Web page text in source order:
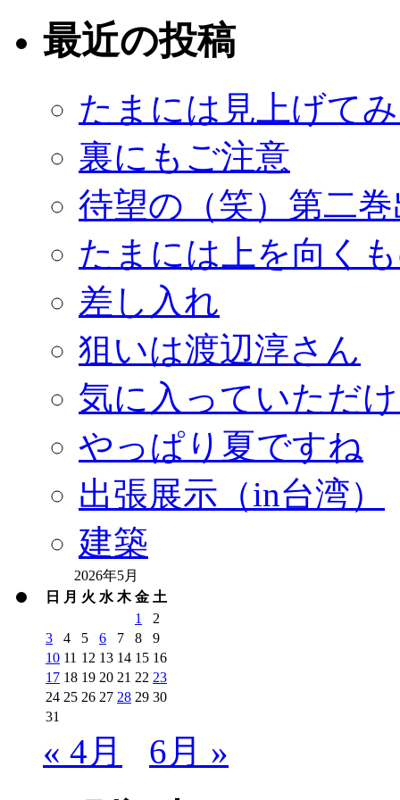
最近の投稿
たまには見上げて
裏にもご注意
待望の（笑）第二
たまには上を向く
差し入れ
狙いは渡辺淳さん
気に入っていただ
やっぱり夏ですね
出張展示（in台湾）
建築
2026年5月
日
月 火 水 木 金 土
1
2
3
4 5 6 7 8
9
10 11 12 13 14 15 16
17 18 19 20 21 22 23
24 25 26 27 28 29 30
31
« 4月 6月 »